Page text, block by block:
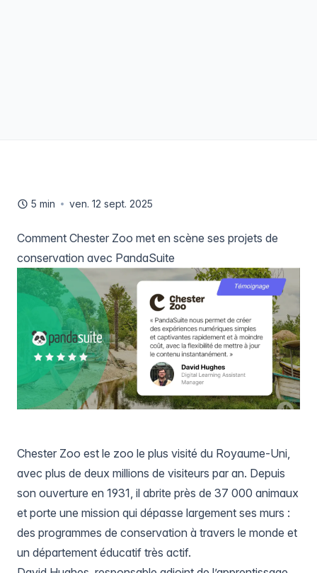
5 min ven. 12 sept. 2025
Comment Chester Zoo met en scène ses projets de
conservation avec PandaSuite
Chester Zoo est le zoo le plus visité du Royaume-Uni,
avec plus de deux millions de visiteurs par an. Depuis
son ouverture en 1931, il abrite près de 37 000 animaux
et porte une mission qui dépasse largement ses murs :
des programmes de conservation à travers le monde et
un département éducatif très actif.